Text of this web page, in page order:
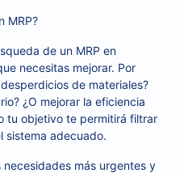
MRP?
de un MRP en
necesitas mejorar. Por
de materiales?
¿O mejorar la eficiencia
tu objetivo te permitirá filtrar
sistema adecuado.
más urgentes y